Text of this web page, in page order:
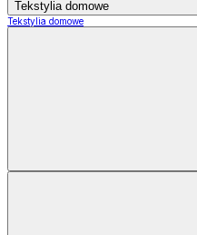
Tekstylia domowe
Tekstylia domowe